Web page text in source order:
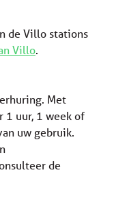
de Villo stations
Villo.
Met
1 uur, 1 week of
uw gebruik.
de